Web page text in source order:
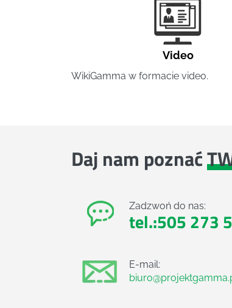
Video
WikiGamma w formacie video.
Daj nam poznać
Zadzwoń do nas:
tel.:505 273
E-mail: